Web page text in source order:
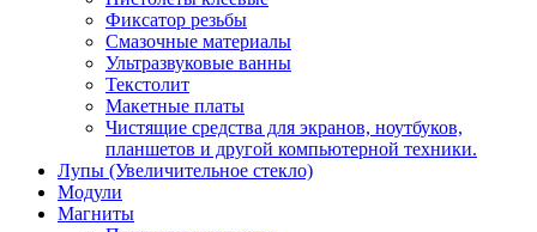
Фиксатор резьбы
Смазочные материалы
Ультразвуковые ванны
Текстолит
Макетные платы
Чистящие средства для экранов, ноутбуков,
планшетов и другой компьютерной техники.
Лупы (Увеличительное стекло)
Модули
Магниты